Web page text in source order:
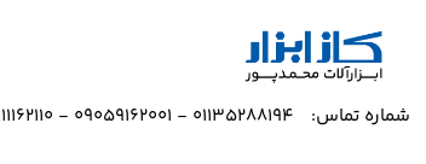
شماره تماس: 01135288194 - 09059162001 - 09111162110